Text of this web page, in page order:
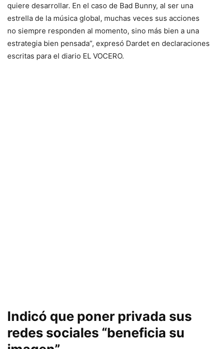
quiere desarrollar. En el caso de Bad Bunny, al ser una
estrella de la música global, muchas veces sus acciones
no siempre responden al momento, sino más bien a una
estrategia bien pensada”, expresó Dardet en declaraciones
escritas para el diario EL VOCERO.
Indicó que poner privada sus
redes sociales “beneficia su